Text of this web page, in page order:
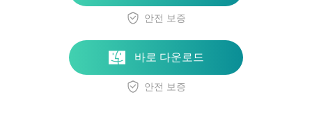
안전 보증
바로 다운로드
안전 보증